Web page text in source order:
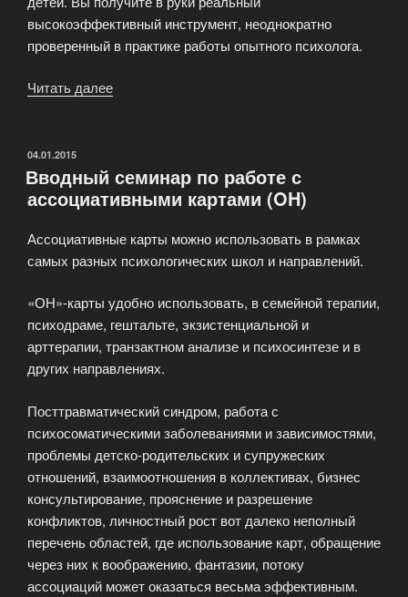
высокоэффективный инструмент, неоднократно
проверенный в практике работы опытного психолога.
Читать далее
—
практико-
семинар»
ОПУБЛИКОВАНО
04.01.2015
Вводный семинар по работе с
ассоциативными картами (OH)
Ассоциативные карты можно использовать в рамках
самых разных психологических школ и направлений.
«ОН»-карты удобно использовать, в семейной терапии,
психодраме, гештальте, экзистенциальной и
арттерапии, транзактном анализе и психосинтезе и в
других направлениях.
Посттравматический синдром, работа с
психосоматическими заболеваниями и зависимостями,
проблемы детско-родительских и супружеских
отношений, взаимоотношения в коллективах, бизнес
консультирование, прояснение и разрешение
конфликтов, личностный рост вот далеко неполный
перечень областей, где использование карт, обращение
через них к воображению, фантазии, потоку
ассоциаций может оказаться весьма эффективным.